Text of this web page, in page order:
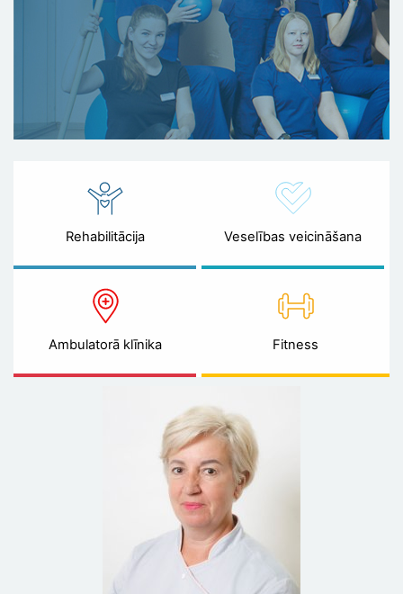
Rehabilitācija Veselības veicināšana
Ambulatorā klīnika Fitness